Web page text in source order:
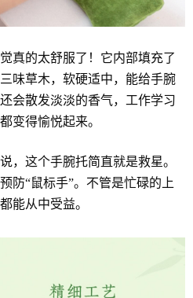
真的太舒服了！它内部填充了
味草木，软硬适中，能给手腕
会散发淡淡的香气，工作学习
变得愉悦起来。
，这个手腕托简直就是救星。
防“鼠标手”。不管是忙碌的上
能从中受益。